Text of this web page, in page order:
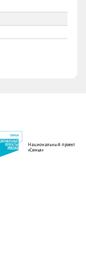
Национальный проект
«Семья»